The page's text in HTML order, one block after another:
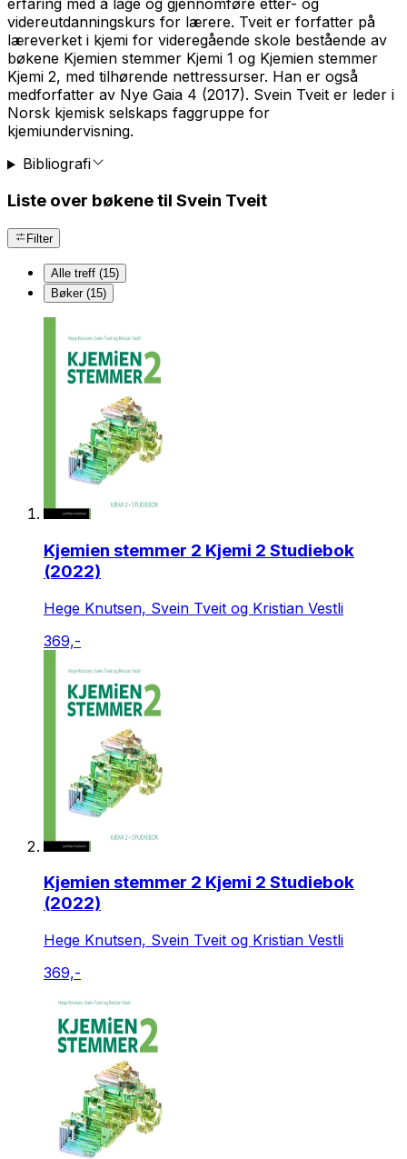
erfaring med å lage og gjennomføre etter- og
videreutdanningskurs for lærere. Tveit er forfatter på
læreverket i kjemi for videregående skole bestående av
bøkene Kjemien stemmer Kjemi 1 og Kjemien stemmer
Kjemi 2, med tilhørende nettressurser. Han er også
medforfatter av Nye Gaia 4 (2017). Svein Tveit er leder i
Norsk kjemisk selskaps faggruppe for
kjemiundervisning.
Bibliografi
Liste over bøkene til Svein Tveit
Filter
Alle treff (15)
Bøker (15)
Kjemien stemmer 2 Kjemi 2 Studiebok
(2022)
Hege Knutsen, Svein Tveit og Kristian Vestli
369,-
Kjemien stemmer 2 Kjemi 2 Studiebok
(2022)
Hege Knutsen, Svein Tveit og Kristian Vestli
369,-